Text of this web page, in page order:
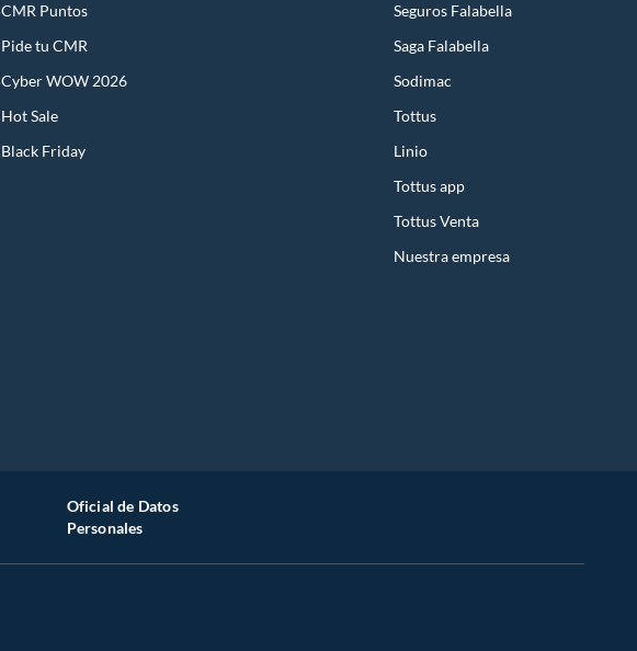
CMR Puntos
Pide tu CMR
Cyber WOW 2026
Hot Sale
Black Friday
Seguros Falabella
Saga Falabella
Sodimac
Tottus
Linio
Tottus app
Tottus Venta
Nuestra empresa
Oficial de Datos
Personales